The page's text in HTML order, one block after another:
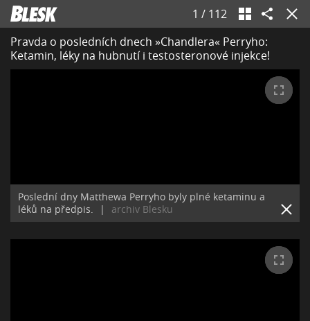
1 / 112
Pravda o posledních dnech »Chandlera« Perryho:
Ketamin, léky na hubnutí i testosteronové injekce!
Poslední dny Matthewa Perryho byly plné ketaminu a
léků na předpis.
| archiv Blesku